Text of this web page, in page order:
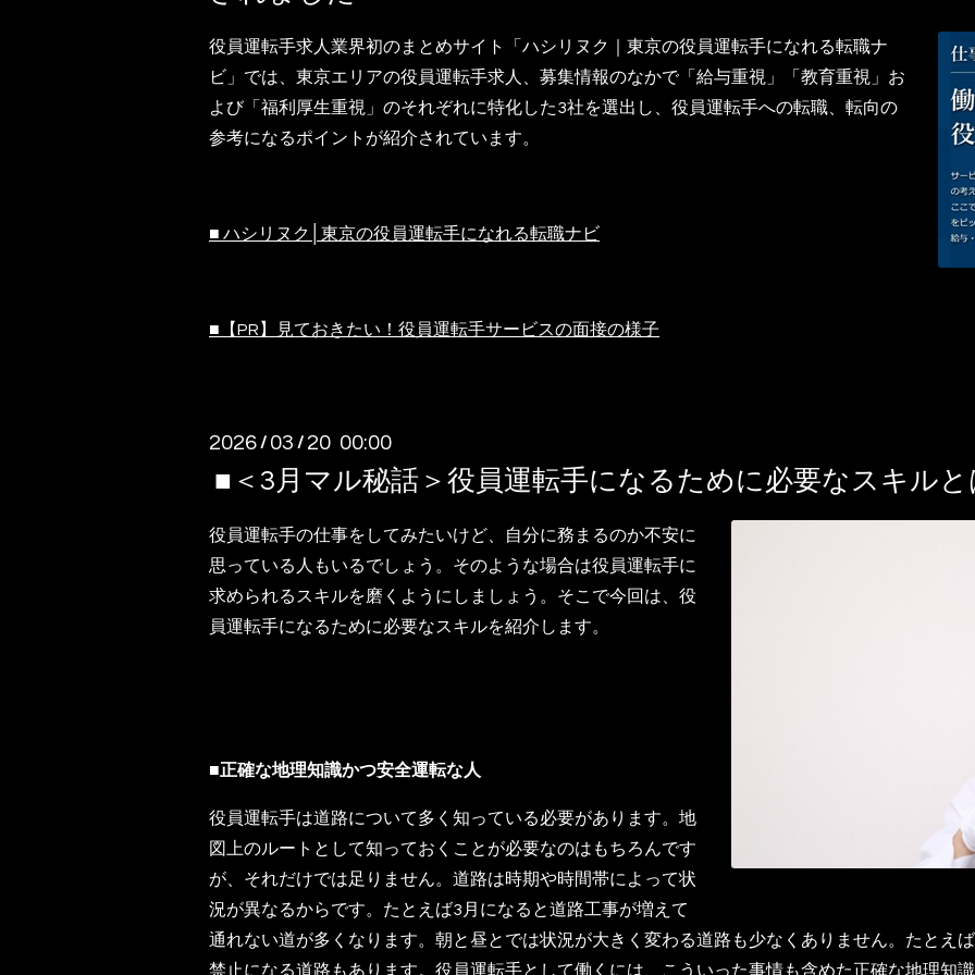
役員運転手求人業界初のまとめサイト「ハシリヌク｜東京の役員運転手になれる転職ナ
ビ」では、東京エリアの役員運転手求人、募集情報のなかで「給与重視」「教育重視」お
よび「福利厚生重視」のそれぞれに特化した3社を選出し、役員運転手への転職、転向の
参考になるポイントが紹介されています。
■ ハシリヌク│東京の役員運転手になれる転職ナビ
■【PR】見ておきたい！役員運転手サービスの面接の様子
2026 / 03 / 20 00:00
■＜3月マル秘話＞役員運転手になるために必要なスキルと
役員運転手の仕事をしてみたいけど、自分に務まるのか不安に
思っている人もいるでしょう。そのような場合は役員運転手に
求められるスキルを磨くようにしましょう。そこで今回は、役
員運転手になるために必要なスキルを紹介します。
■正確な地理知識かつ安全運転な人
役員運転手は道路について多く知っている必要があります。地
図上のルートとして知っておくことが必要なのはもちろんです
が、それだけでは足りません。道路は時期や時間帯によって状
況が異なるからです。たとえば3月になると道路工事が増えて
通れない道が多くなります。朝と昼とでは状況が大きく変わる道路も少なくありません。たとえ
禁止になる道路もあります。役員運転手として働くには、こういった事情も含めた正確な地理知